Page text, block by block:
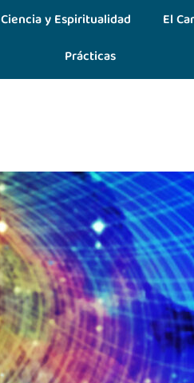
Ciencia y Espiritualidad
El
Prácticas